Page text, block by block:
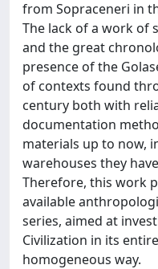
from Sopraceneri in
The lack of a work of
and the great
presence of the
of contexts found
century both with
documentation
materials up to now,
warehouses they
Therefore, this work
available
series, aimed at
Civilization in its
homogeneous way.